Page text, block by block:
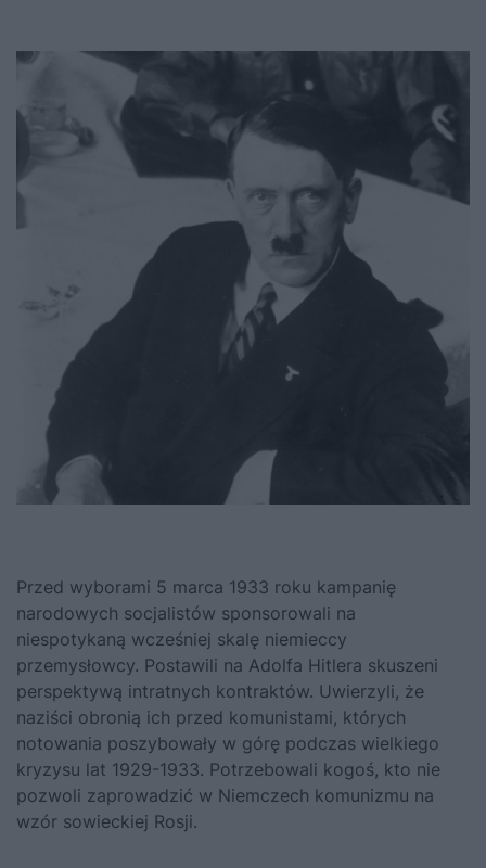
Przed wyborami 5 marca 1933 roku kampanię
narodowych socjalistów sponsorowali na
niespotykaną wcześniej skalę niemieccy
przemysłowcy. Postawili na Adolfa Hitlera skuszeni
perspektywą intratnych kontraktów. Uwierzyli, że
naziści obronią ich przed komunistami, których
notowania poszybowały w górę podczas wielkiego
kryzysu lat 1929-1933. Potrzebowali kogoś, kto nie
pozwoli zaprowadzić w Niemczech komunizmu na
wzór sowieckiej Rosji.